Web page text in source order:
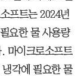
프트는 2024년
요한 물 사용량
마이크로소프트
각에 필요한 물